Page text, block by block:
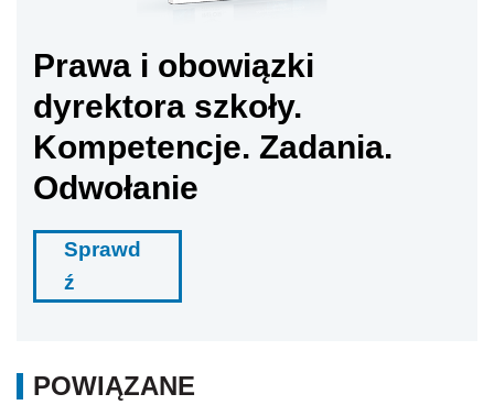
Prawa i obowiązki
dyrektora szkoły.
Kompetencje. Zadania.
Odwołanie
Sprawd
ź
POWIĄZANE